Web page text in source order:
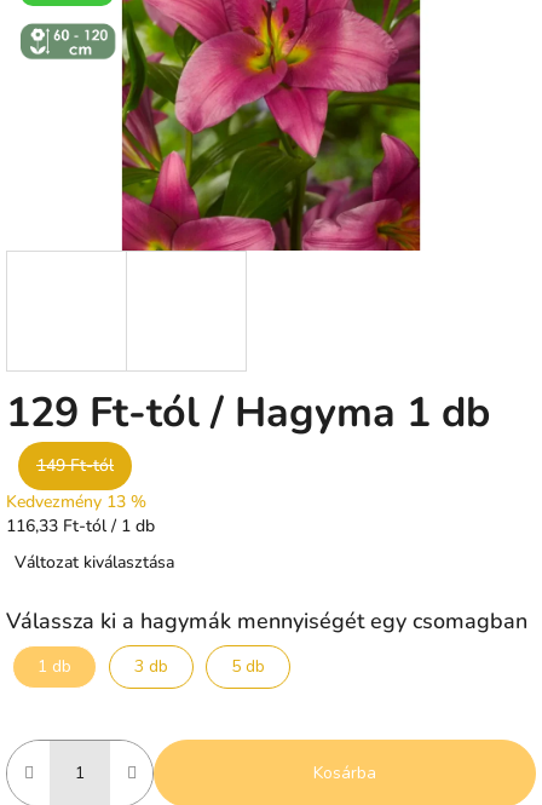
csillag.
↕️ VÝŠKA 60
- 120 CM
129 Ft-tól/ Hagyma 1 db
149 Ft-tól
Kedvezmény 13 %
Egységár:
116,33 Ft-tól / 1 db
Változat kiválasztása
Válassza ki a hagymák mennyiségét egy csomagban
1 db 3 db 5 db
Kosárba